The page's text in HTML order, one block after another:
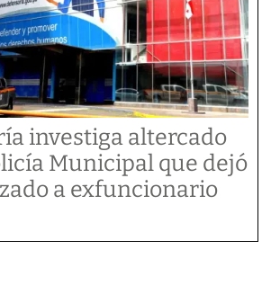
investiga altercado
Municipal que dejó
a exfuncionario